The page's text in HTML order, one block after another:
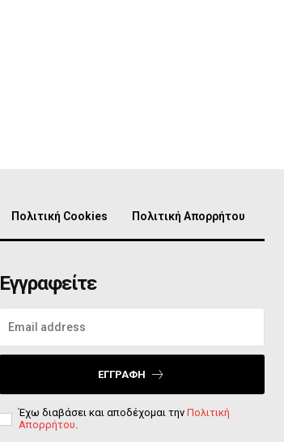
Πολιτική Cookies Πολιτική Απορρήτου
Εγγραφείτε
ΕΓΓΡΑΦΉ
Έχω διαβάσει και αποδέχομαι την Πολιτική
Απορρήτου.